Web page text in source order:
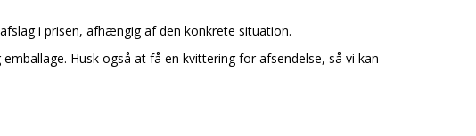
i prisen, afhængig af den konkrete situation.
Husk også at få en kvittering for afsendelse, så vi kan